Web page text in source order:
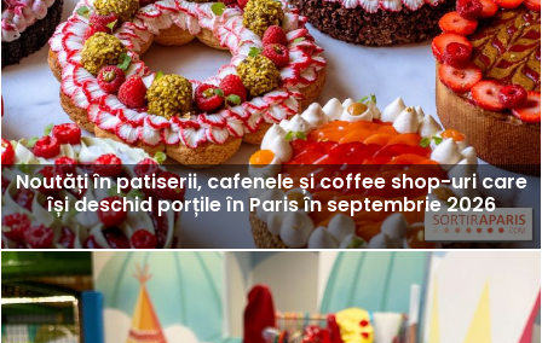
Noutăți în patiserii, cafenele și coffee shop-uri care
își deschid porțile în Paris în septembrie 2026